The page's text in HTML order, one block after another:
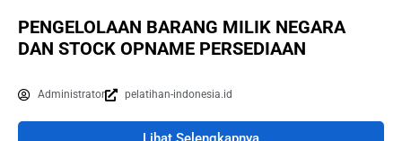
PENGELOLAAN BARANG MILIK NEGARA
DAN STOCK OPNAME PERSEDIAAN
Administrator pelatihan-indonesia.id